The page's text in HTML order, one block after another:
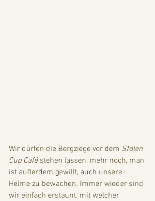
Wir dürfen die Bergziege vor dem Stolen
Cup Café stehen lassen, mehr noch, man
ist außerdem gewillt, auch unsere
Helme zu bewachen. Immer wieder sind
wir einfach erstaunt, mit welcher